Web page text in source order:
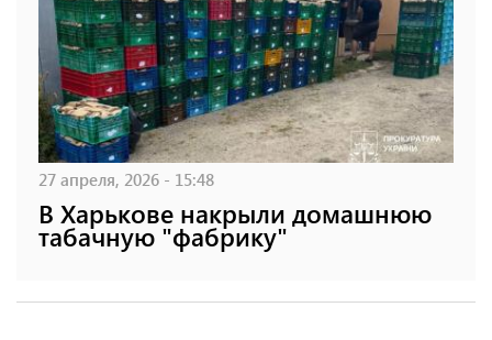
27 апреля, 2026 - 15:48
В Харькове накрыли домашнюю
табачную "фабрику"